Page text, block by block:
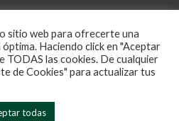
Política de privacidad de
sitio web para ofrecerte una
Haciendo click en "Aceptar
TODAS las cookies. De cualquier
de Cookies" para actualizar tus
todas